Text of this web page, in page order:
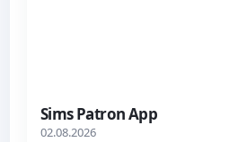
Sims Patron App
02.08.2026